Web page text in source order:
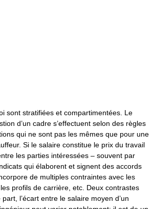
sont stratifiées et compartimentées. Le
d’un cadre s’effectuent selon des règles
qui ne sont pas les mêmes que pour une
Si le salaire constitue le prix du travail
les parties intéressées – souvent par
qui élaborent et signent des accords
de multiples contraintes avec les
profils de carrière, etc. Deux contrastes
part, l’écart entre le salaire moyen d’un